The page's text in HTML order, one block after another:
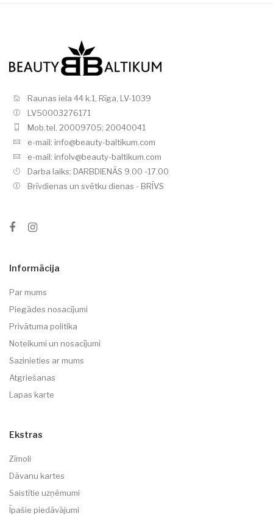
Raunas iela 44 k.1, Rīga, LV-1039
LV50003276171
Mob.tel. 20009705; 20040041
e-mail: info@beauty-baltikum.com
e-mail: infolv@beauty-baltikum.com
Darba laiks: DARBDIENĀS 9.00 -17.00
Brīvdienas un svētku dienas - BRĪVS
Informācija
Par mums
Piegādes nosacījumi
Privātuma politika
Noteikumi un nosacījumi
Sazinieties ar mums
Atgriešanas
Lapas karte
Ekstras
Zīmoli
Dāvanu kartes
Saistītie uzņēmumi
Īpašie piedāvājumi